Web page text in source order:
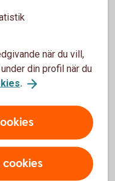
när du vill,
din profil när du
.
cookies